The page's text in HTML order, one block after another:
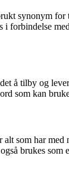
synonym for
i forbindelse
å tilby og
som kan
som har med
brukes som